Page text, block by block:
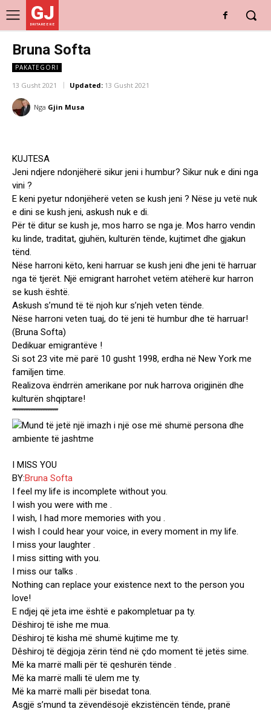
GJ
DRITARE E RE
Bruna Softa
PAKATEGORI
13 Gusht 2021 Updated: 13 Gusht 2021
Nga Gjin Musa
KUJTESA
Jeni ndjere ndonjëherë sikur jeni i humbur? Sikur nuk e dini nga
vini ?
E keni pyetur ndonjëherë veten se kush jeni ? Nëse ju vetë nuk
e dini se kush jeni, askush nuk e di.
Për të ditur se kush je, mos harro se nga je. Mos harro vendin
ku linde, traditat, gjuhën, kulturën tënde, kujtimet dhe gjakun
tënd.
Nëse harroni këto, keni harruar se kush jeni dhe jeni të harruar
nga të tjerët. Një emigrant harrohet vetëm atëherë kur harron
se kush është.
Askush s’mund të të njoh kur s’njeh veten tënde.
Nëse harroni veten tuaj, do të jeni të humbur dhe të harruar!
(Bruna Softa)
Dedikuar emigrantëve !
Si sot 23 vite më parë 10 gusht 1998, erdha në New York me
familjen time.
Realizova ëndrrën amerikane por nuk harrova origjinën dhe
kulturën shqiptare!
“””””””””””””””””””
I MISS YOU
BY:Bruna Softa
I feel my life is incomplete without you.
I wish you were with me .
I wish, I had more memories with you .
I wish I could hear your voice, in every moment in my life.
I miss your laughter .
I miss sitting with you.
I miss our talks .
Nothing can replace your existence next to the person you
love!
E ndjej që jeta ime është e pakompletuar pa ty.
Dëshiroj të ishe me mua.
Dëshiroj të kisha më shumë kujtime me ty.
Dêshiroj të dëgjoja zërin tënd në çdo moment të jetës sime.
Më ka marrë malli për të qeshurën tënde .
Më ka marrë malli të ulem me ty.
Më ka marrë malli për bisedat tona.
Asgjë s’mund ta zëvendësojë ekzistëncën tënde, pranë